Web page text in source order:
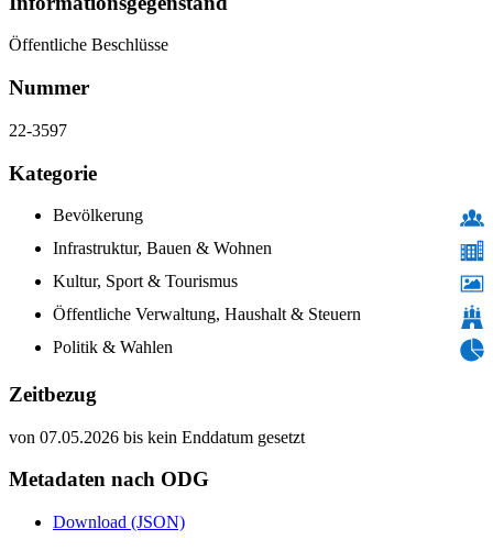
Öffentliche Beschlüsse
Nummer
22-3597
Kategorie
Bevölkerung
Infrastruktur, Bauen & Wohnen
Kultur, Sport & Tourismus
Öffentliche Verwaltung, Haushalt & Steuern
Politik & Wahlen
Zeitbezug
von 07.05.2026 bis kein Enddatum gesetzt
Metadaten nach ODG
Download (JSON)